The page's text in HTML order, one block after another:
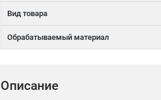
Вид товара
Обрабатываемый материал
Описание